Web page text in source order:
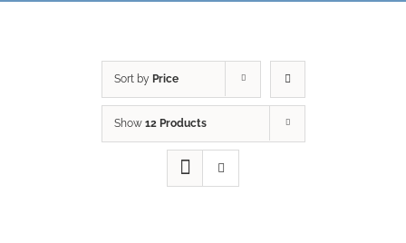
Sort by Price
Show 12 Products